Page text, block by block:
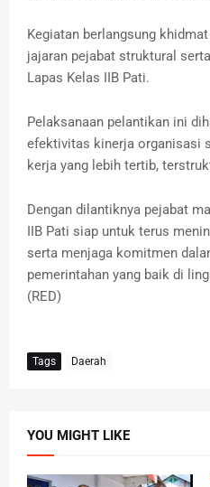
Kegiatan berlangsung
jajaran pejabat struktural
Lapas Kelas IIB Pati.
Pelaksanaan pelantikan ini
efektivitas kinerja organisasi
kerja yang lebih tertib,
Dengan dilantiknya pejabat
IIB Pati siap untuk terus
serta menjaga komitmen
pemerintahan yang baik di
(RED)
Tags Daerah
YOU MIGHT LIKE